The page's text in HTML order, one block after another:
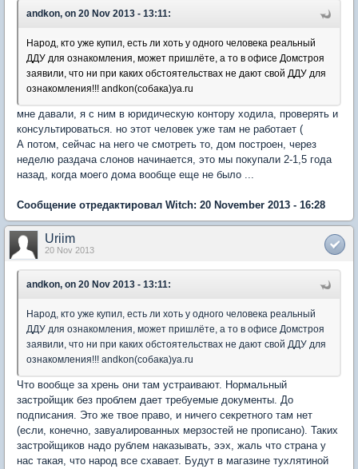
andkon, on 20 Nov 2013 - 13:11:
Народ, кто уже купил, есть ли хоть у одного человека реальный
ДДУ для ознакомления, может пришлёте, а то в офисе Домстроя
заявили, что ни при каких обстоятельствах не дают свой ДДУ для
ознакомления!!! andkon(собака)ya.ru
мне давали, я с ним в юридическую контору ходила, проверять и
консультироваться. но этот человек уже там не работает (
А потом, сейчас на него че смотреть то, дом построен, через
неделю раздача слонов начинается, это мы покупали 2-1,5 года
назад, когда моего дома вообще еще не было ...
Сообщение отредактировал Witch: 20 November 2013 - 16:28
Uriim
20 Nov 2013
andkon, on 20 Nov 2013 - 13:11:
Народ, кто уже купил, есть ли хоть у одного человека реальный
ДДУ для ознакомления, может пришлёте, а то в офисе Домстроя
заявили, что ни при каких обстоятельствах не дают свой ДДУ для
ознакомления!!! andkon(собака)ya.ru
Что вообще за хрень они там устраивают. Нормальный
застройщик без проблем дает требуемые документы. До
подписания. Это же твое право, и ничего секретного там нет
(если, конечно, завуалированных мерзостей не прописано). Таких
застройщиков надо рублем наказывать, ээх, жаль что страна у
нас такая, что народ все схавает. Будут в магазине тухлятиной